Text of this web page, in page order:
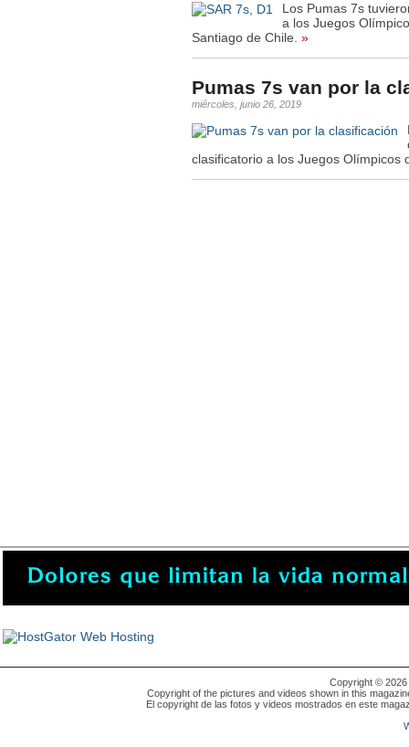
Los Pumas 7s
a los Juegos
Santiago de Chile. »
Pumas 7s van por la
miércoles, junio 26, 2019
clasificatorio a los Juegos Olímpicos
Copyright © 2026
Copyright of the pictures and videos shown in this
El copyright de las fotos y videos mostrados en este